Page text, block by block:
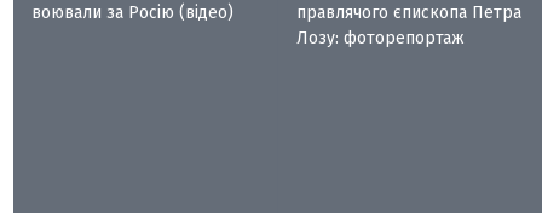
воювали за Росію (відео)
правлячого єпископа Петра
Лозу: фоторепортаж